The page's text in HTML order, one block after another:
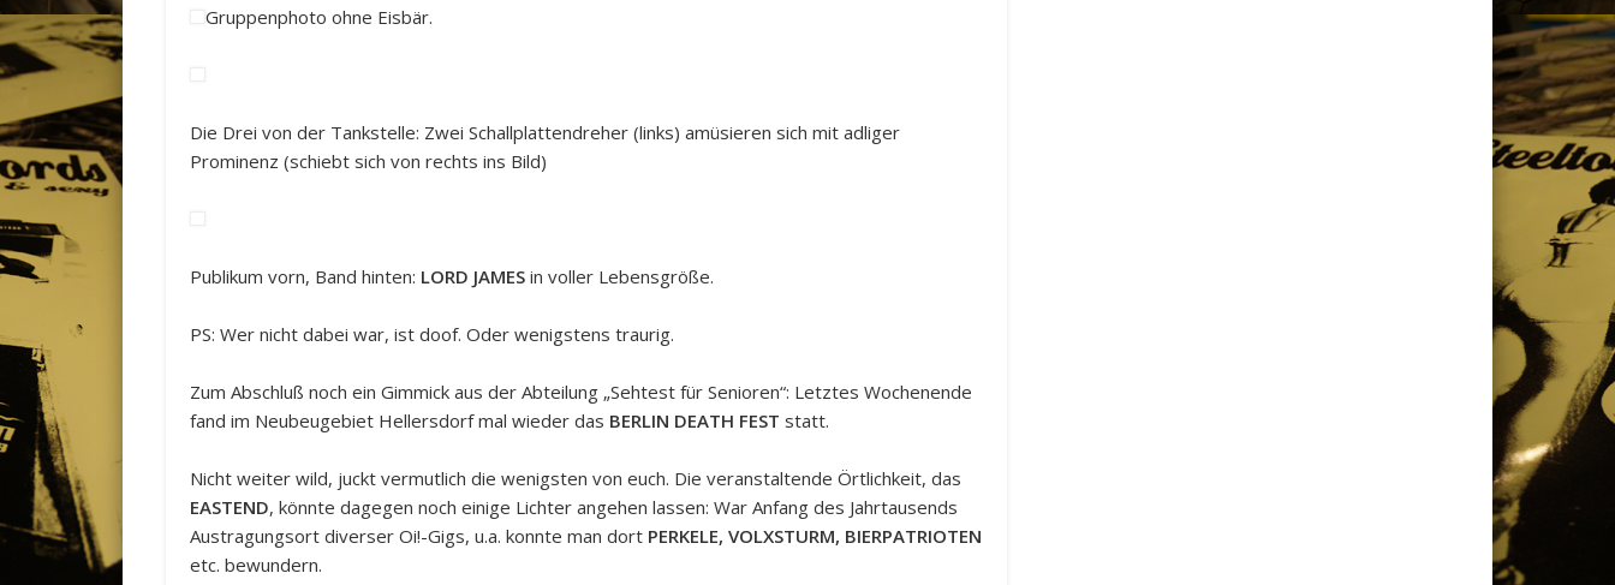
Gruppenphoto ohne Eisbär.
Die Drei von der Tankstelle: Zwei Schallplattendreher (links) amüsieren sich mit adliger
Prominenz (schiebt sich von rechts ins Bild)
Publikum vorn, Band hinten: LORD JAMES in voller Lebensgröße.
PS: Wer nicht dabei war, ist doof. Oder wenigstens traurig.
Zum Abschluß noch ein Gimmick aus der Abteilung „Sehtest für Senioren“: Letztes Wochenende
fand im Neubeugebiet Hellersdorf mal wieder das BERLIN DEATH FEST statt.
Nicht weiter wild, juckt vermutlich die wenigsten von euch. Die veranstaltende Örtlichkeit, das
EASTEND, könnte dagegen noch einige Lichter angehen lassen: War Anfang des Jahrtausends
Austragungsort diverser Oi!-Gigs, u.a. konnte man dort PERKELE, VOLXSTURM, BIERPATRIOTEN
etc. bewundern.